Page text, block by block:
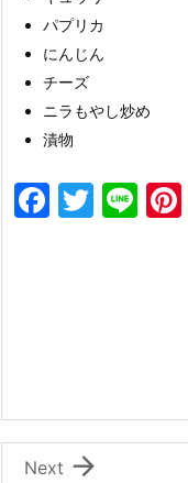
パプリカ
にんじん
チーズ
ニラもやし炒め
漬物
F
o
k
T
Li

Next